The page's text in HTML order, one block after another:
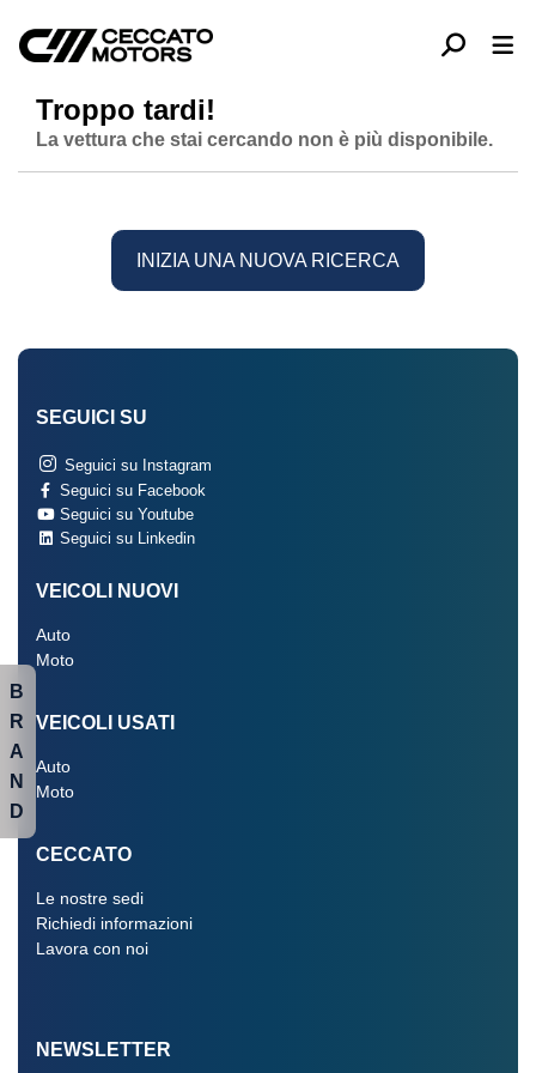
Troppo tardi!
La vettura che stai cercando non è più disponibile.
INIZIA UNA NUOVA RICERCA
SEGUICI SU
Seguici su Instagram
Seguici su Facebook
Seguici su Youtube
Seguici su Linkedin
VEICOLI NUOVI
Auto
Moto
VEICOLI USATI
Auto
Moto
CECCATO
Le nostre sedi
Richiedi informazioni
Lavora con noi
NEWSLETTER
B
R
A
N
D